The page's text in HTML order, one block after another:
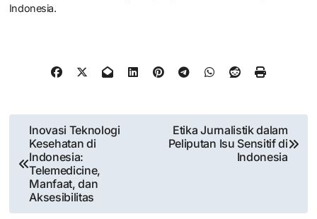
Indonesia.
Post
navigation
Inovasi Teknologi
Kesehatan di
Indonesia:
Telemedicine,
Manfaat, dan
Aksesibilitas
Etika Jurnalistik dalam
Peliputan Isu Sensitif di
Indonesia